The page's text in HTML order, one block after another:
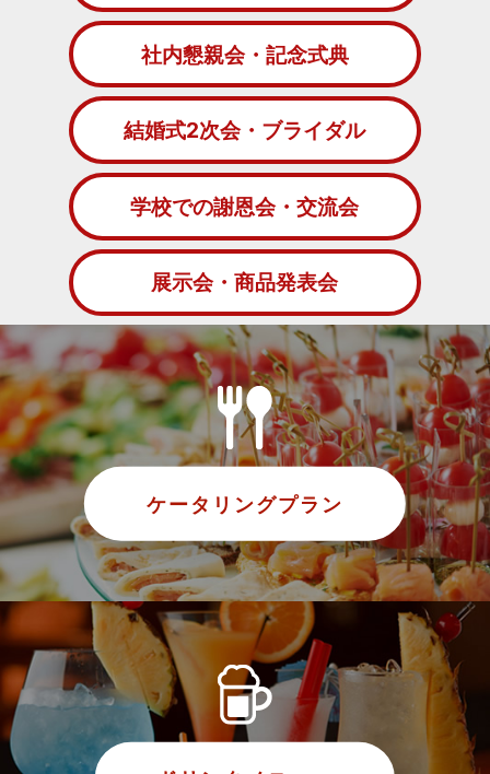
社内懇親会・記念式典
結婚式2次会・ブライダル
学校での謝恩会・交流会
展示会・商品発表会
ケータリングプラン